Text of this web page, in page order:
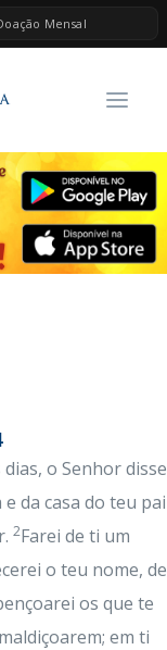
Mensal
o Senhor disse
da casa do teu pai
2Farei de ti um
o teu nome, de
os que te
em ti